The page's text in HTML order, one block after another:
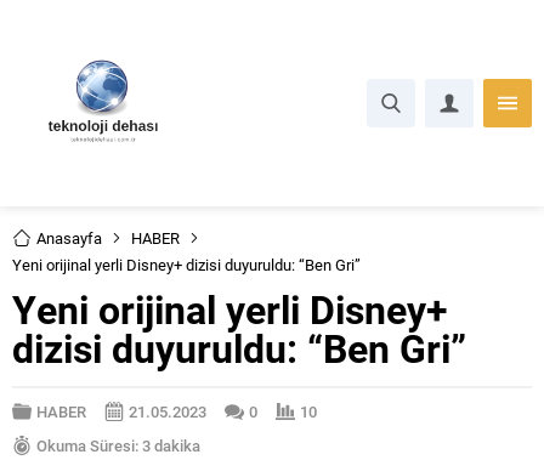
Anasayfa
HABER
Yeni orijinal yerli Disney+ dizisi duyuruldu: “Ben Gri”
Yeni orijinal yerli Disney+
dizisi duyuruldu: “Ben Gri”
HABER 21.05.2023 0
10
Okuma Süresi: 3 dakika